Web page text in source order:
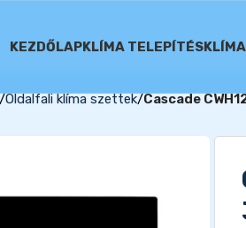
KEZDŐLAPKLÍMA TELEPÍTÉS
Oldalfali klíma szettek Cascade